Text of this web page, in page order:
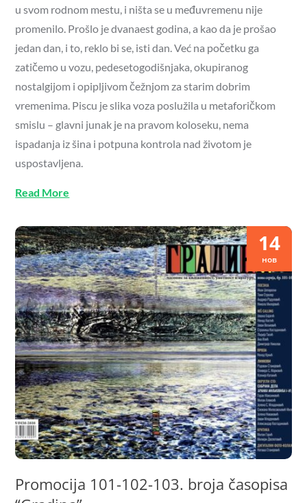
u svom rodnom mestu, i ništa se u međuvremenu nije
promenilo. Prošlo je dvanaest godina, a kao da je prošao
jedan dan, i to, reklo bi se, isti dan. Već na početku ga
zatičemo u vozu, pedesetogodišnjaka, okupiranog
nostalgijom i opipljivom čežnjom za starim dobrim
vremenima. Piscu je slika voza poslužila u metaforičkom
smislu – glavni junak je na pravom koloseku, nema
ispadanja iz šina i potpuna kontrola nad životom je
uspostavljena.
Read More
14
нов
Promocija 101-102-103. broja časopisa